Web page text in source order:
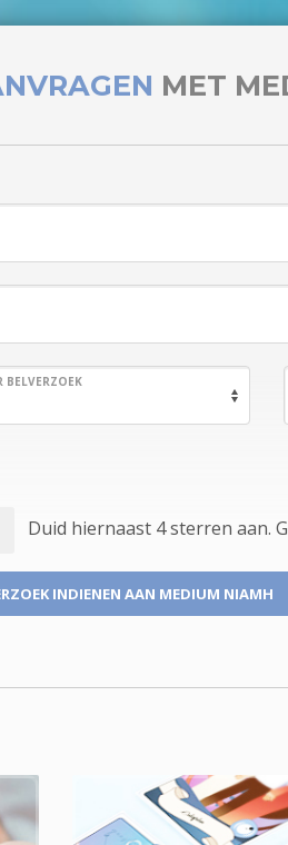
MET
BELVERZOEK
Duid hiernaast 4 sterren aan.
INDIENEN AAN MEDIUM NIAMH